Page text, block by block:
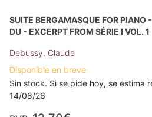
SUITE BERGAMASQUE FOR PIANO
DU - EXCERPT FROM SÉRIE I VOL. 1
Debussy, Claude
Disponible en breve
Sin stock. Si se pide hoy, se estima
14/08/26